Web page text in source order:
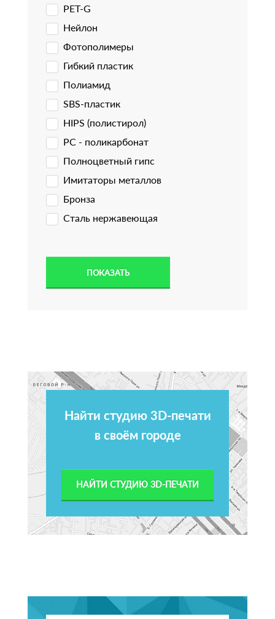
PET-G
Нейлон
Фотополимеры
Гибкий пластик
Полиамид
SBS-пластик
HIPS (полистирол)
PC - поликарбонат
Полноцветный гипс
Имитаторы металлов
Бронза
Сталь нержавеющая
Найти студию 3D-печати
в своём городе
НАЙТИ СТУДИЮ 3D-ПЕЧАТИ